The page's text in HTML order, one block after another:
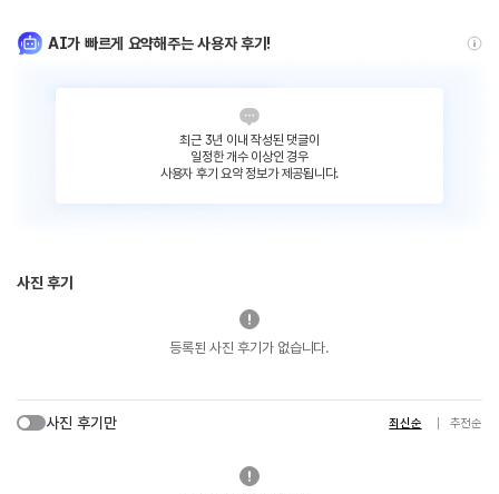
AI가 빠르게 요약해주는 사용자 후기!
최근 3년 이내 작성된 댓글이
일정한 개수 이상인 경우
사용자 후기 요약 정보가 제공됩니다.
사진 후기
등록된 사진 후기가 없습니다.
사진 후기만 최신순 추천순